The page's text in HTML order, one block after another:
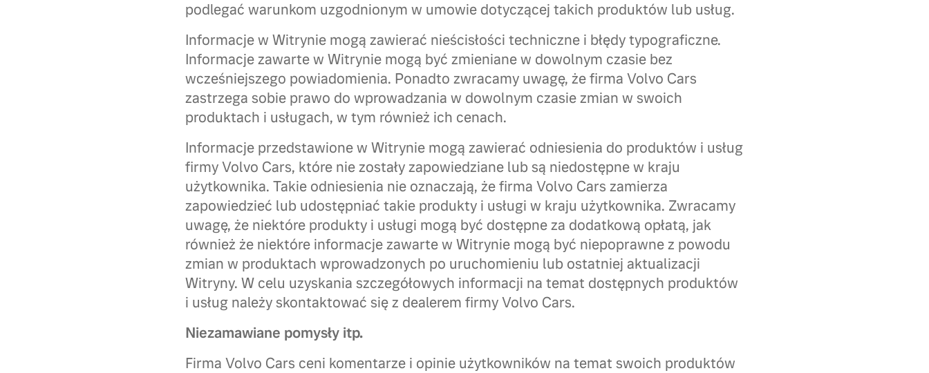
podlegać warunkom uzgodnionym w umowie dotyczącej takich produktów lub usług.
Informacje w Witrynie mogą zawierać nieścisłości techniczne i błędy typograficzne.
Informacje zawarte w Witrynie mogą być zmieniane w dowolnym czasie bez
wcześniejszego powiadomienia. Ponadto zwracamy uwagę, że firma Volvo Cars
zastrzega sobie prawo do wprowadzania w dowolnym czasie zmian w swoich
produktach i usługach, w tym również ich cenach.
Informacje przedstawione w Witrynie mogą zawierać odniesienia do produktów i usług
firmy Volvo Cars, które nie zostały zapowiedziane lub są niedostępne w kraju
użytkownika. Takie odniesienia nie oznaczają, że firma Volvo Cars zamierza
zapowiedzieć lub udostępniać takie produkty i usługi w kraju użytkownika. Zwracamy
uwagę, że niektóre produkty i usługi mogą być dostępne za dodatkową opłatą, jak
również że niektóre informacje zawarte w Witrynie mogą być niepoprawne z powodu
zmian w produktach wprowadzonych po uruchomieniu lub ostatniej aktualizacji
Witryny. W celu uzyskania szczegółowych informacji na temat dostępnych produktów
i usług należy skontaktować się z dealerem firmy Volvo Cars.
Niezamawiane pomysły itp.
Firma Volvo Cars ceni komentarze i opinie użytkowników na temat swoich produktów